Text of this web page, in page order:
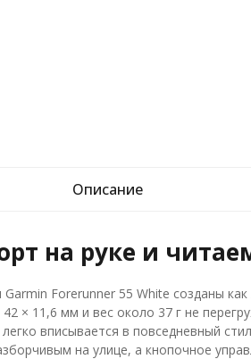
Описание
на руке и
Forerunner 55 White созданы
42 × 11,6 мм и вес около 37 г не
вписывается в повседневный
на улице, а кнопочное